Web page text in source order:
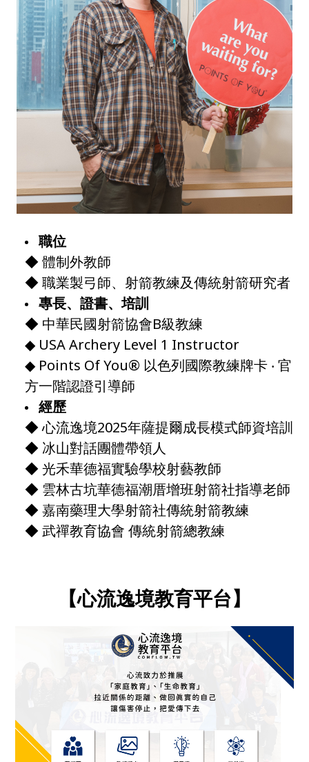
職位
◆ 體制外教師
◆ 職業製弓師、射箭教練及傳統射箭研究者
專長、證書、培訓
◆ 中華民國射箭協會B級教練
◆ USA Archery Level 1 Instructor
◆ Points Of You® 以色列國際教練牌卡 ‧ 官
方一階認證引導師
經歷
◆ 心流逸境2025年薩提爾成長模式師資培訓
◆ 冰山對話團體帶領人
◆ 光禾華德福實驗學校射藝教師
◆ 雲林古坑華德福潮厝增班射箭社指導老師
◆ 嘉南藥理大學射箭社傳統射箭教練
◆ 武禪教育協會 傳統射箭總教練
【心流逸境教育平台】